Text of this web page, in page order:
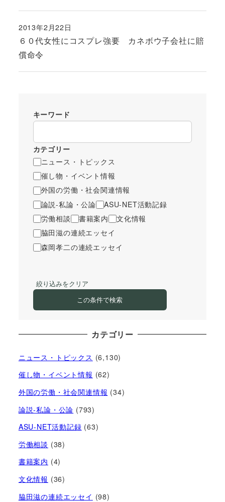
６０代女性にコスプレ強要 カネボウ子会社に賠
償命令
投稿日
2013年2月22日
キーワード
カテゴリー
ニュース・トピックス
催し物・イベント情報
外国の労働・社会関連情報
論説-私論・公論
ASU-NET活動記録
労働相談
書籍案内
文化情報
脇田滋の連続エッセイ
森岡孝二の連続エッセイ
絞り込みをクリア
この条件で検索
カテゴリー
ニュース・トピックス (6,130)
催し物・イベント情報 (62)
外国の労働・社会関連情報 (34)
論説-私論・公論 (793)
ASU-NET活動記録 (63)
労働相談 (38)
書籍案内 (4)
文化情報 (36)
脇田滋の連続エッセイ (98)